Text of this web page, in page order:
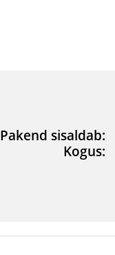
Pakend sisaldab:
Kogus: